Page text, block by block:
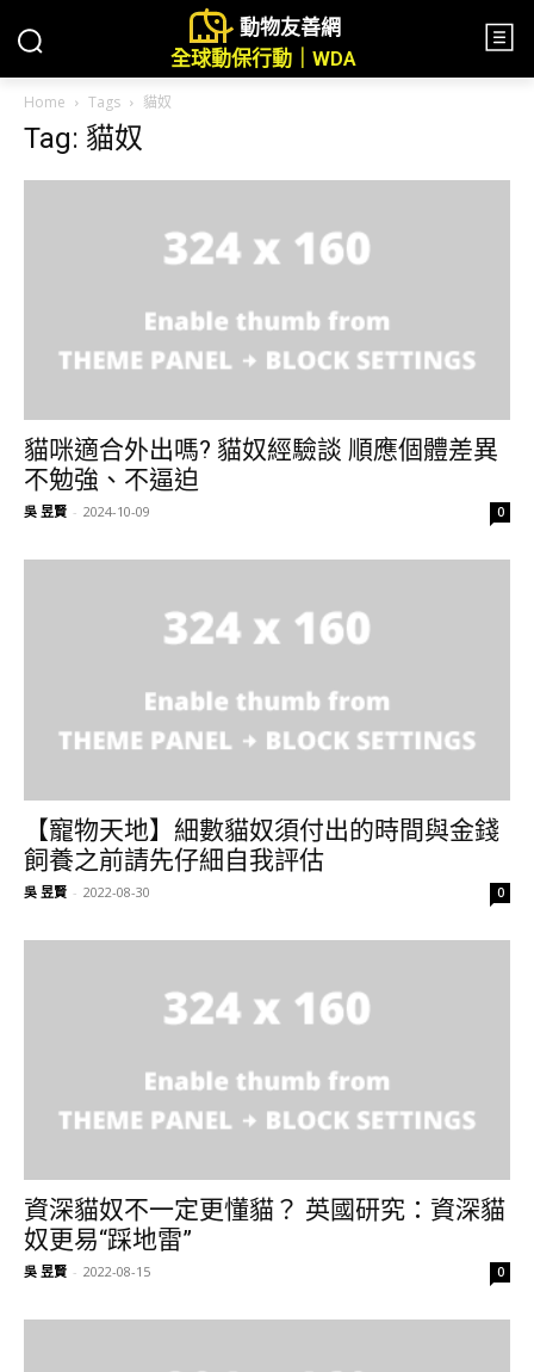
動物友善網
全球動保行動｜WDA
Home Tags 貓奴
Tag: 貓奴
貓咪適合外出嗎? 貓奴經驗談 順應個體差異
不勉強、不逼迫
吳 昱賢 - 2024-10-09 0
【寵物天地】細數貓奴須付出的時間與金錢
飼養之前請先仔細自我評估
吳 昱賢 - 2022-08-30 0
資深貓奴不一定更懂貓？ 英國研究：資深貓
奴更易“踩地雷”
吳 昱賢 - 2022-08-15 0